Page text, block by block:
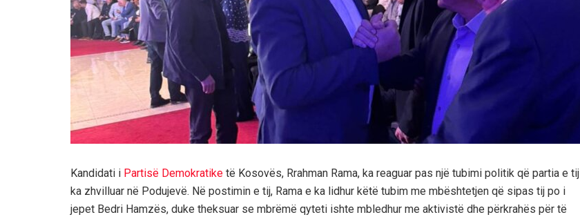
Kandidati i Partisë Demokratike të Kosovës, Rrahman Rama, ka reaguar pas një tubimi politik që partia e tij
ka zhvilluar në Podujevë. Në postimin e tij, Rama e ka lidhur këtë tubim me mbështetjen që sipas tij po i
jepet Bedri Hamzës, duke theksuar se mbrëmë qyteti ishte mbledhur me aktivistë dhe përkrahës për të